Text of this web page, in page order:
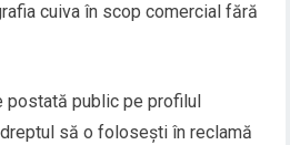
cuiva în scop comercial fără
postată public pe profilul
să o folosești în reclamă